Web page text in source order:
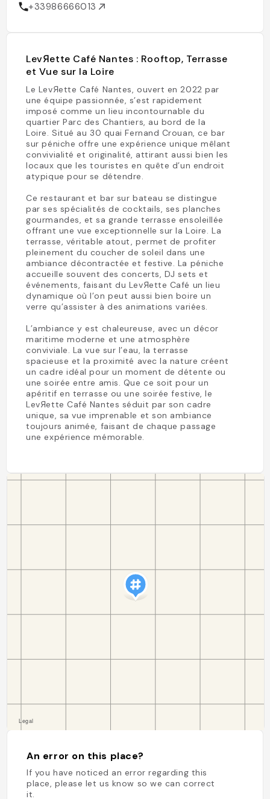
+33986666013
LevЯette Café Nantes : Rooftop, Terrasse
et Vue sur la Loire
Le LevЯette Café Nantes, ouvert en 2022 par
une équipe passionnée, s’est rapidement
imposé comme un lieu incontournable du
quartier Parc des Chantiers, au bord de la
Loire. Situé au 30 quai Fernand Crouan, ce bar
sur péniche offre une expérience unique mêlant
convivialité et originalité, attirant aussi bien les
locaux que les touristes en quête d’un endroit
atypique pour se détendre.
Ce restaurant et bar sur bateau se distingue
par ses spécialités de cocktails, ses planches
gourmandes, et sa grande terrasse ensoleillée
offrant une vue exceptionnelle sur la Loire. La
terrasse, véritable atout, permet de profiter
pleinement du coucher de soleil dans une
ambiance décontractée et festive. La péniche
accueille souvent des concerts, DJ sets et
événements, faisant du LevЯette Café un lieu
dynamique où l’on peut aussi bien boire un
verre qu’assister à des animations variées.
L’ambiance y est chaleureuse, avec un décor
maritime moderne et une atmosphère
conviviale. La vue sur l’eau, la terrasse
spacieuse et la proximité avec la nature créent
un cadre idéal pour un moment de détente ou
une soirée entre amis. Que ce soit pour un
apéritif en terrasse ou une soirée festive, le
LevЯette Café Nantes séduit par son cadre
unique, sa vue imprenable et son ambiance
toujours animée, faisant de chaque passage
une expérience mémorable.
An error on this place?
If you have noticed an error regarding this
place, please let us know so we can correct
it.